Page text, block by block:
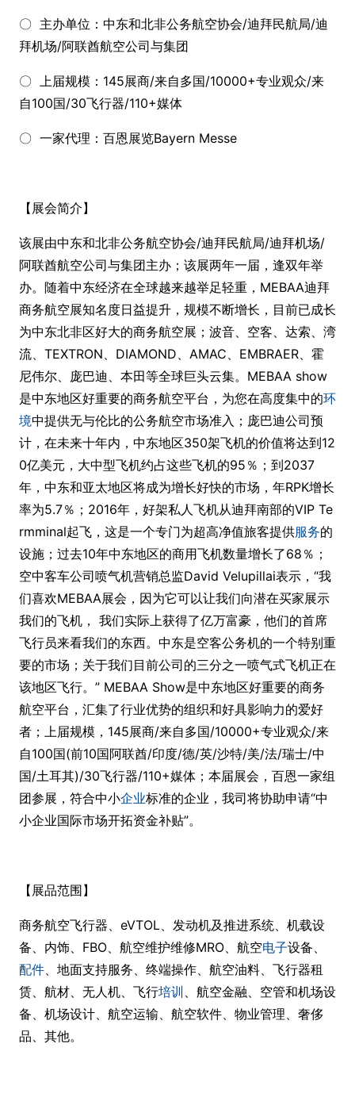
〇 主办单位：中东和北非公务航空协会/迪拜民航局/迪
拜机场/阿联酋航空公司与集团
〇 上届规模：145展商/来自多国/10000+专业观众/来
自100国/30飞行器/110+媒体
〇 一家代理：百恩展览Bayern Messe
【展会简介】
该展由中东和北非公务航空协会/迪拜民航局/迪拜机场/
阿联酋航空公司与集团主办；该展两年一届，逢双年举
办。随着中东经济在全球越来越举足轻重，MEBAA迪拜
商务航空展知名度日益提升，规模不断增长，目前已成长
为中东北非区好大的商务航空展；波音、空客、达索、湾
流、TEXTRON、DIAMOND、AMAC、EMBRAER、霍
尼伟尔、庞巴迪、本田等全球巨头云集。MEBAA show
是中东地区好重要的商务航空平台，为您在高度集中的环
境中提供无与伦比的公务航空市场准入；庞巴迪公司预
计，在未来十年内，中东地区350架飞机的价值将达到12
0亿美元，大中型飞机约占这些飞机的95％；到2037
年，中东和亚太地区将成为增长好快的市场，年RPK增长
率为5.7％；2016年，好架私人飞机从迪拜南部的VIP Te
rmminal起飞，这是一个专门为超高净值旅客提供服务的
设施；过去10年中东地区的商用飞机数量增长了68％；
空中客车公司喷气机营销总监David Velupillai表示，“我
们喜欢MEBAA展会，因为它可以让我们向潜在买家展示
我们的飞机， 我们实际上获得了亿万富豪，他们的首席
飞行员来看我们的东西。中东是空客公务机的一个特别重
要的市场；关于我们目前公司的三分之一喷气式飞机正在
该地区飞行。” MEBAA Show是中东地区好重要的商务
航空平台，汇集了行业优势的组织和好具影响力的爱好
者；上届规模，145展商/来自多国/10000+专业观众/来
自100国(前10国阿联酋/印度/德/英/沙特/美/法/瑞士/中
国/土耳其)/30飞行器/110+媒体；本届展会，百恩一家组
团参展，符合中小企业标准的企业，我司将协助申请“中
小企业国际市场开拓资金补贴”。
【展品范围】
商务航空飞行器、eVTOL、发动机及推进系统、机载设
备、内饰、FBO、航空维护维修MRO、航空电子设备、
配件、地面支持服务、终端操作、航空油料、飞行器租
赁、航材、无人机、飞行培训 、航空金融、空管和机场设
备、机场设计、航空运输、航空软件、物业管理、奢侈
品、其他。